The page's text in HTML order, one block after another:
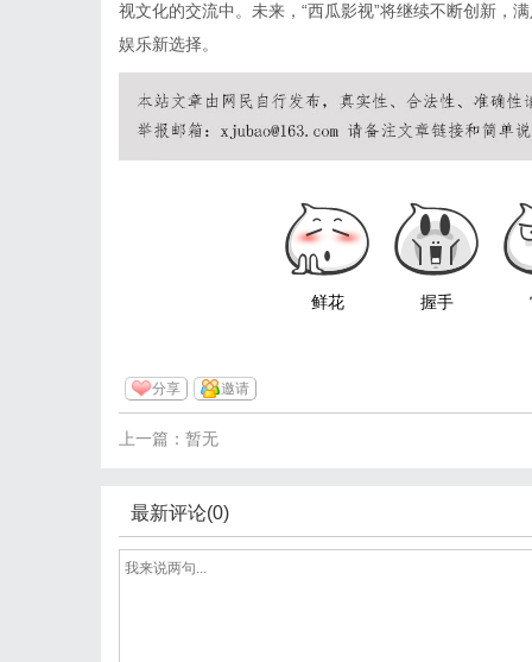
视文化的交流中。未来，“西瓜影视”将继续不断创新，
娱乐新选择。
鲜花 握手
分享 邀请
上一篇：暂无
最新评论(0)